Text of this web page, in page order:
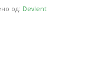
од: Devlent